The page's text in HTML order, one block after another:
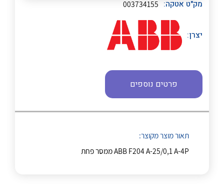
נקודות מכירה
הצוות שלנו
שאלות ותשובות
לכל מוצרי היצרן
מק"ט אטקה: 003734155
יצרן:
פרטים נוספים
תאור מוצר מקוצר:
ABB F204 A-25/0,1 A-4P ממסר פחת